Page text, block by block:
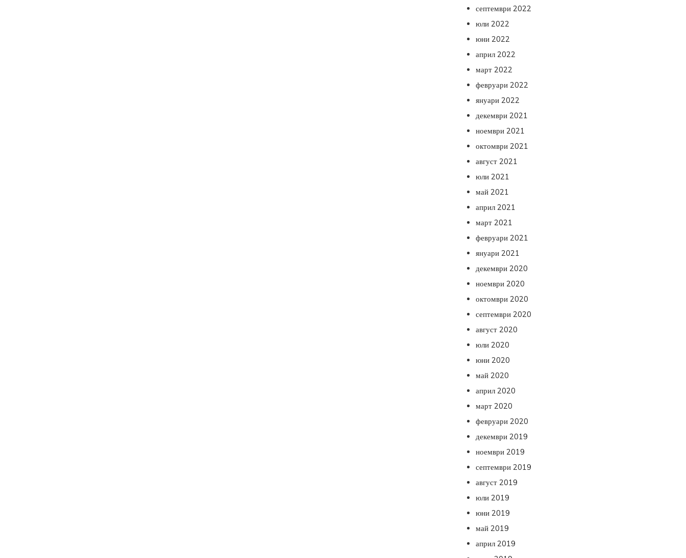
септември 2022
юли 2022
юни 2022
април 2022
март 2022
февруари 2022
януари 2022
декември 2021
ноември 2021
октомври 2021
август 2021
юли 2021
май 2021
април 2021
март 2021
февруари 2021
януари 2021
декември 2020
ноември 2020
октомври 2020
септември 2020
август 2020
юли 2020
юни 2020
май 2020
април 2020
март 2020
февруари 2020
декември 2019
ноември 2019
септември 2019
август 2019
юли 2019
юни 2019
май 2019
април 2019